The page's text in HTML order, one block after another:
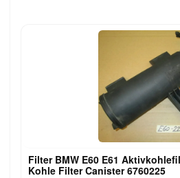
Filter BMW E60 E61
Kohle Filter Canister 6760225